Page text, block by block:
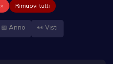
× Rimuovi tutti
📅 Anno 👀 Visti